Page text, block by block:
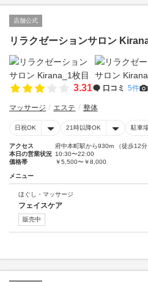
店舗公式
リラクゼーションサロン
3.31 口コミ 5件
マッサージ エステ 整体
日祝OK 21時以降OK 駐車
アクセス
府中本町駅から930m （徒歩12分
本日の営業状況 10:30〜22:00
価格帯
￥5,500〜￥8,000
メニュー
ほぐし・マッサージ
フェイスケア
販売中